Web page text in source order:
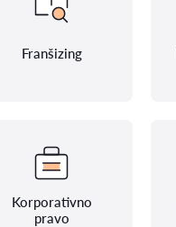
Franšizing
Korporativno
pravo